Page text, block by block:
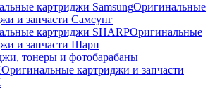
картриджи SamsungОригинальные
и запчасти Самсунг
картриджи SHARPОригинальные
и запчасти Шарп
тонеры и фотобарабаны
Оригинальные картриджи и запчасти